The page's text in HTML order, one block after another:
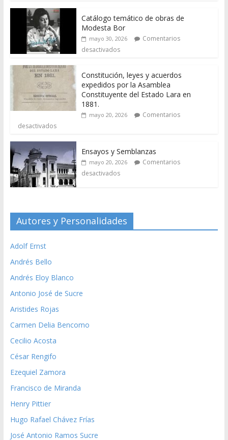
Catálogo temático de obras de
Modesta Bor
mayo 30, 2026
Comentarios
desactivados
Constitución, leyes y acuerdos
expedidos por la Asamblea
Constituyente del Estado Lara en
1881.
mayo 20, 2026
Comentarios
desactivados
Ensayos y Semblanzas
mayo 20, 2026
Comentarios
desactivados
Autores y Personalidades
Adolf Ernst
Andrés Bello
Andrés Eloy Blanco
Antonio José de Sucre
Aristides Rojas
Carmen Delia Bencomo
Cecilio Acosta
César Rengifo
Ezequiel Zamora
Francisco de Miranda
Henry Pittier
Hugo Rafael Chávez Frías
José Antonio Ramos Sucre